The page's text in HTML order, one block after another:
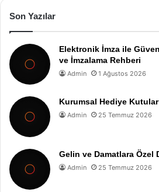
Son Yazılar
Elektronik İmza ile
ve İmzalama Rehberi
Admin 1 Ağustos 2026
Kurumsal Hediye
Admin 25 Temmuz 2026
Gelin ve Damatlara Özel
Admin 25 Temmuz 2026